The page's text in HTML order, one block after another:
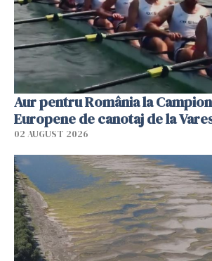
Aur pentru România la
Europene de canotaj de la
02 AUGUST 2026